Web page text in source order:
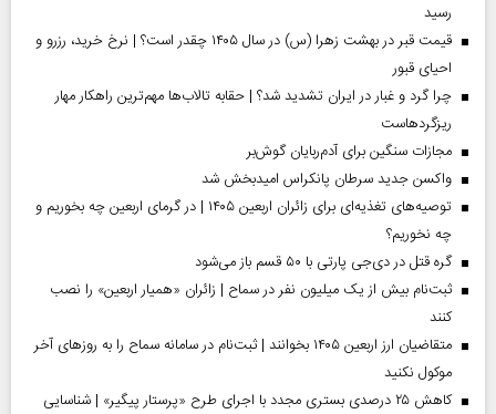
رسید
قیمت قبر در بهشت زهرا (س) در سال ۱۴۰۵ چقدر است؟ | نرخ خرید، رزرو و
احیای قبور
چرا گرد و غبار در ایران تشدید شد؟ | حقابه تالاب‌ها مهم‌ترین راهکار مهار
ریزگردهاست
مجازات سنگین برای آدم‌ربایان گوش‌بر
واکسن جدید سرطان پانکراس امیدبخش شد
توصیه‌های تغذیه‌ای برای زائران اربعین ۱۴۰۵ | در گرمای اربعین چه بخوریم و
چه نخوریم؟
گره قتل در دی‌جی پارتی با ۵۰ قسم باز می‌شود
ثبت‌نام بیش از یک میلیون نفر در سماح | زائران «همیار اربعین» را نصب
کنند
متقاضیان ارز اربعین ۱۴۰۵ بخوانند | ثبت‌نام در سامانه سماح را به روز‌های آخر
موکول نکنید
کاهش ۲۵ درصدی بستری مجدد با اجرای طرح «پرستار پیگیر» | شناسایی